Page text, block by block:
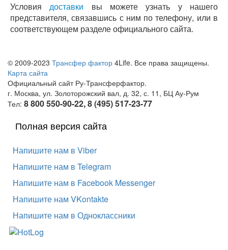
Условиядоставки вы можете узнать у нашего
представителя, связавшись с ним по телефону, или в
соответствующем разделе официального сайта.
© 2009-2023 Трансфер фактор 4Life. Все права защищены.
Карта сайта
Официальный сайт Ру-Трансферфактор.
г. Москва, ул. Золоторожский вал, д. 32, с. 11, БЦ Ау-Рум
Тел: 8 800 550-90-22, 8 (495) 517-23-77
Полная версия сайта
Напишите нам в Viber
Напишите нам в Telegram
Напишите нам в Facebook Messenger
Напишите нам VKontakte
Напишите нам в Одноклассники